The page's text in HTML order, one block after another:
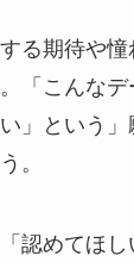
る期待や
「こんなデ
」という
。
認めてほ